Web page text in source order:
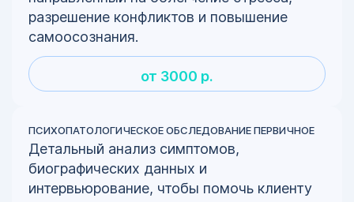
разрешение конфликтов и повышение
самоосознания.
от 3000 р.
ПСИХОПАТОЛОГИЧЕСКОЕ ОБСЛЕДОВАНИЕ ПЕРВИЧНОЕ
Детальный анализ симптомов,
биографических данных и
интервьюрование, чтобы помочь клиенту